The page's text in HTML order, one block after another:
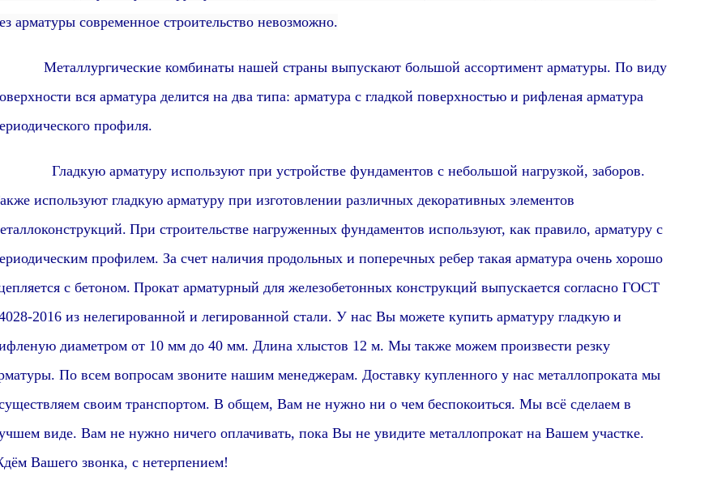
арматуры современное строительство невозможно.
комбинаты нашей страны выпускают большой ассортиментарматуры. По виду
вся арматура делится на два типа: арматура с гладкой поверхностью и рифленая арматура
профиля.
арматуру используют при устройстве фундаментов с небольшой нагрузкой, заборов.
используют гладкую арматуру при изготовлении различных декоративных элементов
При строительстве нагруженных фундаментов используют, как правило, арматуру с
профилем. За счет наличия продольных и поперечных ребер такая арматура очень хорошо
с бетоном. Прокат арматурный для железобетонных конструкций выпускается согласно ГОСТ
2016 из нелегированной и легированной стали. У нас Вы можете купить арматуру гладкую и
диаметром от 10 мм до 40 мм. Длина хлыстов 12 м. Мы также можем произвести резку
По всем вопросам звоните нашим менеджерам. Доставку купленного у нас металлопроката мы
своим транспортом. В общем, Вам не нужно ни о чем беспокоиться. Мы всё сделаем в
виде. Вам не нужно ничего оплачивать, пока Вы не увидите металлопрокат на Вашем участке.
Вашего звонка, с нетерпением!